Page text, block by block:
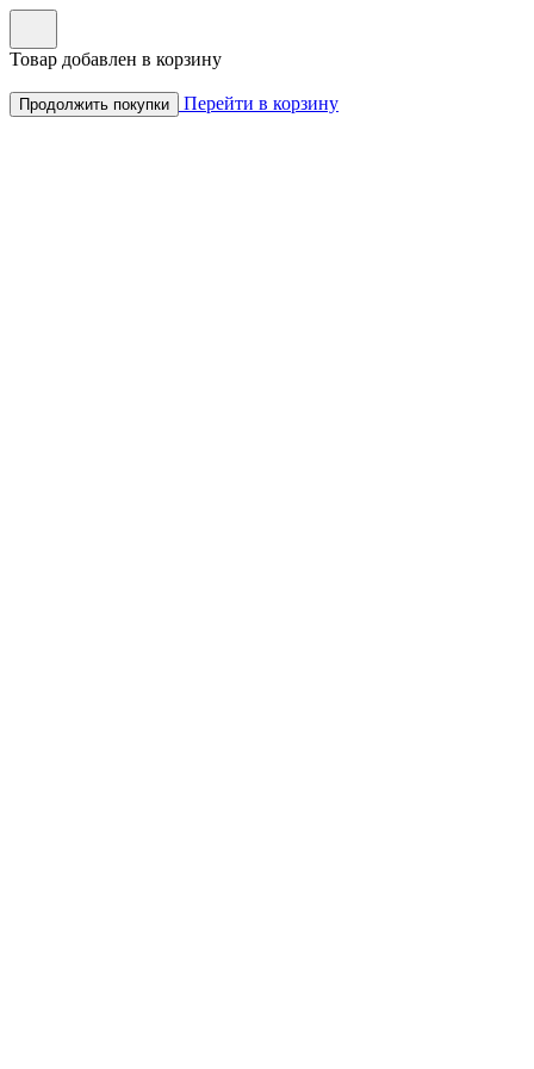
Товар добавлен в корзину
Продолжить покупки Перейти в корзину